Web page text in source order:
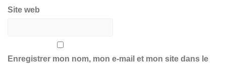
Site web
Enregistrer mon nom, mon e-mail et mon site dans le